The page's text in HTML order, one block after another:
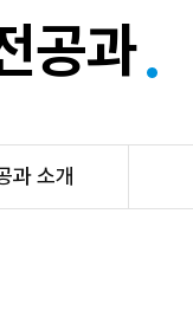
공과
과 소개